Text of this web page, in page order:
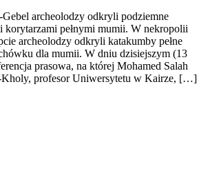
archeolodzy odkryli podziemne
korytarzami pełnymi mumii. W nekropolii
archeolodzy odkryli katakumby pełne
dla mumii. W dniu dzisiejszym (13
prasowa, na której Mohamed Salah
Kholy, profesor Uniwersytetu w Kairze, […]